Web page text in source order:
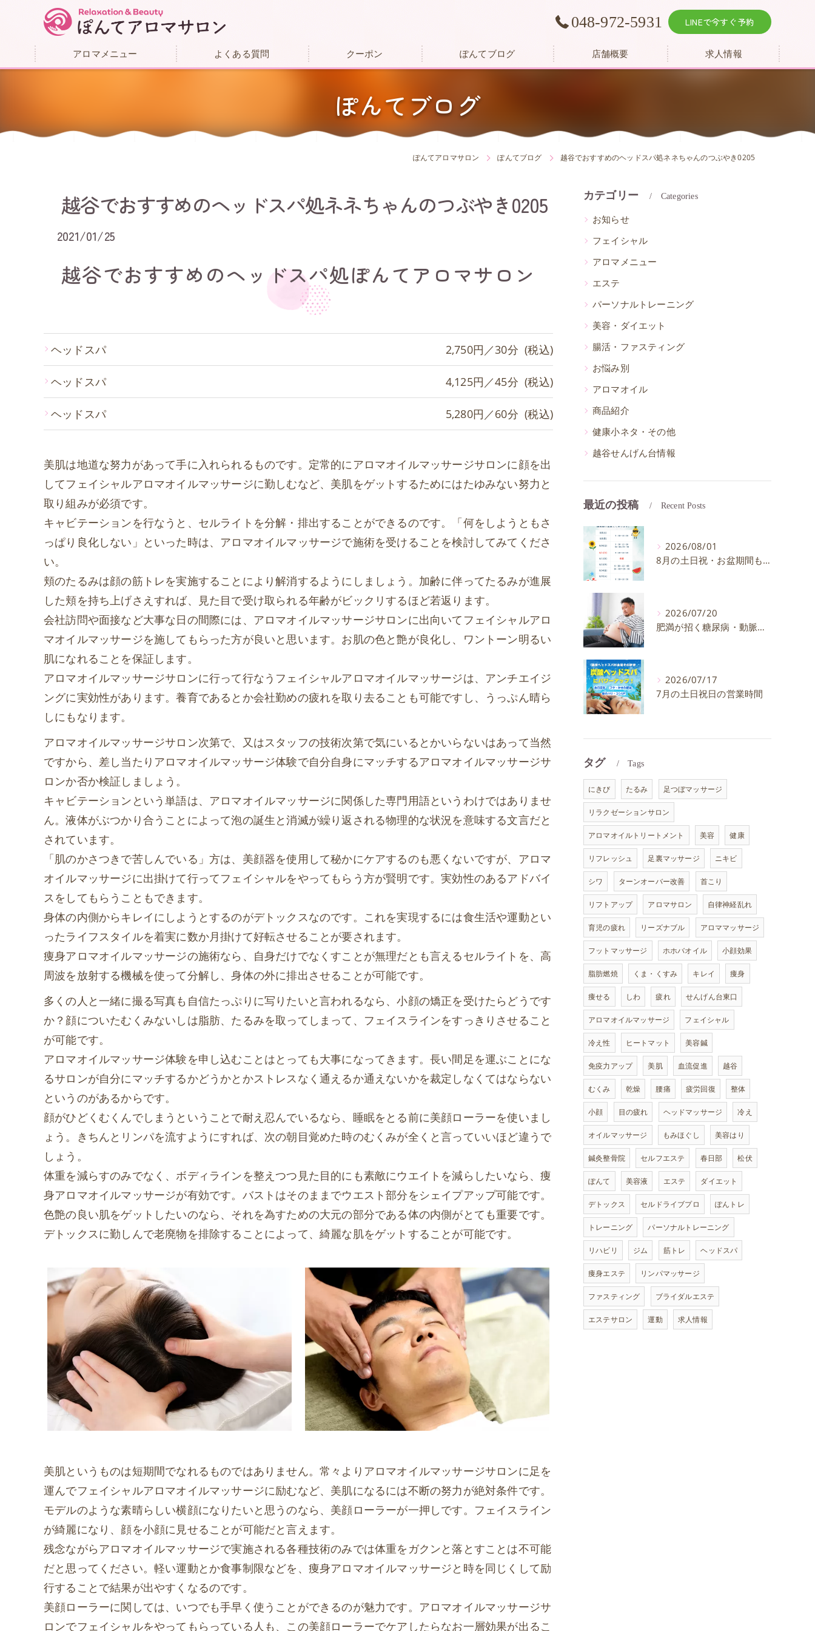
048-972-5931 LINEで今すぐ予約
アロマメニュー よくある質問 クーポン ぽんてブログ 店舗概要 求人情報
ぽんてブログ
ぽんてアロマサロン ぽんてブログ 越谷でおすすめのヘッドスパ処ネネちゃんのつぶやき0205
越谷でおすすめのヘッドスパ処ネネちゃんのつぶやき0205
2021/01/25
越谷でおすすめのヘッドスパ処ぽんてアロマサロン
ヘッドスパ 2,750円／30分 (税込)
ヘッドスパ 4,125円／45分 (税込)
ヘッドスパ 5,280円／60分 (税込)
美肌は地道な努力があって手に入れられるものです。定常的にアロマオイルマッサージサロンに顔を出
してフェイシャルアロマオイルマッサージに勤しむなど、美肌をゲットするためにはたゆみない努力と
取り組みが必須です。
キャビテーションを行なうと、セルライトを分解・排出することができるのです。「何をしようともさ
っぱり良化しない」といった時は、アロマオイルマッサージで施術を受けることを検討してみてくださ
い。
頬のたるみは顔の筋トレを実施することにより解消するようにしましょう。加齢に伴ってたるみが進展
した頬を持ち上げさえすれば、見た目で受け取られる年齢がビックリするほど若返ります。
会社訪問や面接など大事な日の間際には、アロマオイルマッサージサロンに出向いてフェイシャルアロ
マオイルマッサージを施してもらった方が良いと思います。お肌の色と艶が良化し、ワントーン明るい
肌になれることを保証します。
アロマオイルマッサージサロンに行って行なうフェイシャルアロマオイルマッサージは、アンチエイジ
ングに実効性があります。養育であるとか会社勤めの疲れを取り去ることも可能ですし、うっぷん晴ら
しにもなります。
アロマオイルマッサージサロン次第で、又はスタッフの技術次第で気にいるとかいらないはあって当然
ですから、差し当たりアロマオイルマッサージ体験で自分自身にマッチするアロマオイルマッサージサ
ロンか否か検証しましょう。
キャビテーションという単語は、アロマオイルマッサージに関係した専門用語というわけではありませ
ん。液体がぶつかり合うことによって泡の誕生と消滅が繰り返される物理的な状況を意味する文言だと
されています。
「肌のかさつきで苦しんでいる」方は、美顔器を使用して秘かにケアするのも悪くないですが、アロマ
オイルマッサージに出掛けて行ってフェイシャルをやってもらう方が賢明です。実効性のあるアドバイ
スをしてもらうこともできます。
身体の内側からキレイにしようとするのがデトックスなのです。これを実現するには食生活や運動とい
ったライフスタイルを着実に数か月掛けて好転させることが要されます。
痩身アロマオイルマッサージの施術なら、自身だけでなくすことが無理だとも言えるセルライトを、高
周波を放射する機械を使って分解し、身体の外に排出させることが可能です。
多くの人と一緒に撮る写真も自信たっぷりに写りたいと言われるなら、小顔の矯正を受けたらどうです
か？顔についたむくみないしは脂肪、たるみを取ってしまって、フェイスラインをすっきりさせること
が可能です。
アロマオイルマッサージ体験を申し込むことはとっても大事になってきます。長い間足を運ぶことにな
るサロンが自分にマッチするかどうかとかストレスなく通えるか通えないかを裁定しなくてはならない
というのがあるからです。
顔がひどくむくんでしまうということで耐え忍んでいるなら、睡眠をとる前に美顔ローラーを使いまし
ょう。きちんとリンパを流すようにすれば、次の朝目覚めた時のむくみが全くと言っていいほど違うで
しょう。
体重を減らすのみでなく、ボディラインを整えつつ見た目的にも素敵にウエイトを減らしたいなら、痩
身アロマオイルマッサージが有効です。バストはそのままでウエスト部分をシェイプアップ可能です。
色艶の良い肌をゲットしたいのなら、それを為すための大元の部分である体の内側がとても重要です。
デトックスに勤しんで老廃物を排除することによって、綺麗な肌をゲットすることが可能です。
美肌というものは短期間でなれるものではありません。常々よりアロマオイルマッサージサロンに足を
運んでフェイシャルアロマオイルマッサージに励むなど、美肌になるには不断の努力が絶対条件です。
モデルのような素晴らしい横顔になりたいと思うのなら、美顔ローラーが一押しです。フェイスライン
が綺麗になり、顔を小顔に見せることが可能だと言えます。
残念ながらアロマオイルマッサージで実施される各種技術のみでは体重をガクンと落とすことは不可能
だと思ってください。軽い運動とか食事制限などを、痩身アロマオイルマッサージと時を同じくして励
行することで結果が出やすくなるのです。
美顔ローラーに関しては、いつでも手早く使うことができるのが魅力です。アロマオイルマッサージサ
ロンでフェイシャルをやってもらっている人も、この美顔ローラーでケアしたらなお一層効果が出るこ
カテゴリー Categories
お知らせ
フェイシャル
アロマメニュー
エステ
パーソナルトレーニング
美容・ダイエット
腸活・ファスティング
お悩み別
アロマオイル
商品紹介
健康小ネタ・その他
越谷せんげん台情報
最近の投稿 Recent Posts
2026/08/01
8月の土日祝・お盆期間も通常通り営業いたします
2026/07/20
肥満が招く糖尿病・動脈硬化のリスクとは？30代40代男性が今すぐ始めたい予防法を徹底解説
2026/07/17
7月の土日祝日の営業時間
タグ Tags
にきび たるみ 足つぼマッサージ
リラクゼーションサロン
アロマオイルトリートメント 美容 健康
リフレッシュ 足裏マッサージ ニキビ
シワ ターンオーバー改善 首こり
リフトアップ アロマサロン 自律神経乱れ
育児の疲れ リーズナブル アロママッサージ
フットマッサージ ホホバオイル 小顔効果
脂肪燃焼 くま・くすみ キレイ 痩身
痩せる しわ 疲れ せんげん台東口
アロマオイルマッサージ フェイシャル
冷え性 ヒートマット 美容鍼
免疫力アップ 美肌 血流促進 越谷
むくみ 乾燥 腰痛 疲労回復 整体
小顔 目の疲れ ヘッドマッサージ 冷え
オイルマッサージ もみほぐし 美容はり
鍼灸整骨院 セルフエステ 春日部 松伏
ぽんて 美容液 エステ ダイエット
デトックス セルドライブプロ ぽんトレ
トレーニング パーソナルトレーニング
リハビリ ジム 筋トレ ヘッドスパ
痩身エステ リンパマッサージ
ファスティング ブライダルエステ
エステサロン 運動 求人情報